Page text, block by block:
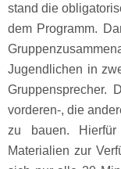
stand die
dem Programm.
Jugendlichen in
Gruppensprecher.
vorderen-, die
zu bauen.
Materialien zur